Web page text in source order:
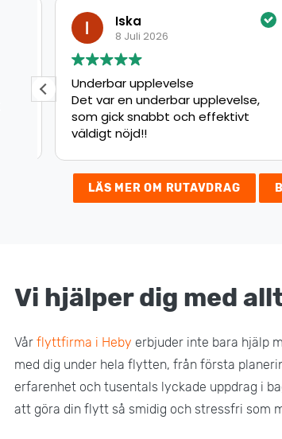
Iska
8 Juli 2026
Underbar upplevelse
Det var en underbar upplevelse,
som gick snabbt och effektivt
väldigt nöjd!!
LÄS MER OM RUTAVDRAG
Vi hjälper dig med
Vår flyttfirma i Heby erbjuder inte bara hjälp
med dig under hela flytten, från första
erfarenhet och tusentals lyckade uppdrag i
att göra din flytt så smidig och stressfri som